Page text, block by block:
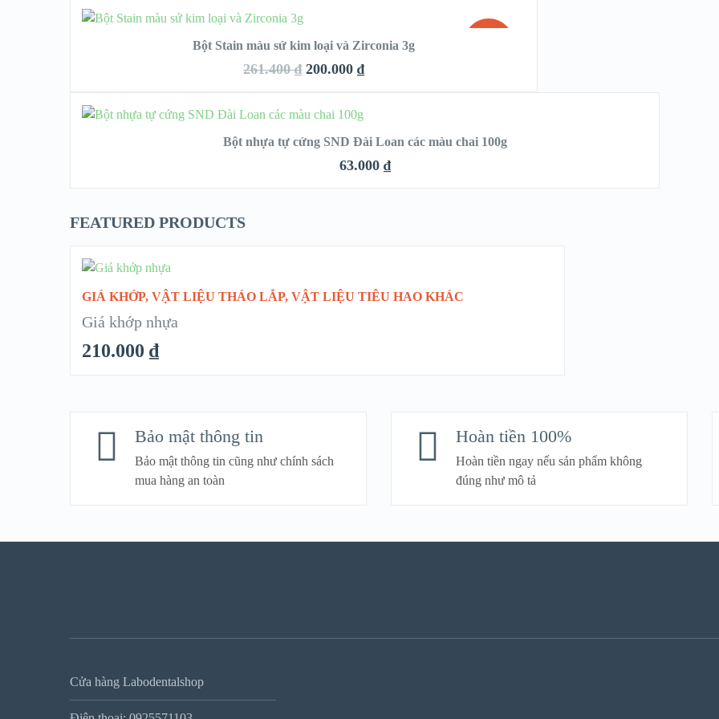
VIEW DETAILS
VIEW DETAILS
CHỌN
Bột Stain màu sứ kim loại và Zirconia 3g
261.400₫ 200.000 ₫
CHỌN
Bột nhựa tự cứng SND Đài Loan các màu chai 100g
63.000 ₫
FEATURED PRODUCTS
GIÁ KHỚP, VẬT LIỆU THÁO LẮP, VẬT LIỆU TIÊU HAO KHÁC
Giá khớp nhựa
210.000 ₫
Bảo mật thông tin
Bảo mật thông tin cũng như chính sách
mua hàng an toàn
Hoàn tiền 100%
Hoàn tiền ngay nếu sản phẩm không
đúng như mô tả
Cửa hàng Labodentalshop